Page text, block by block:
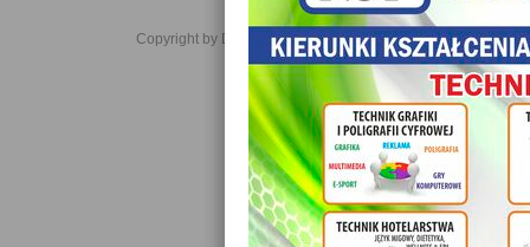
Copyright by Daniel JabĹoĹski 2006-2021. All rights